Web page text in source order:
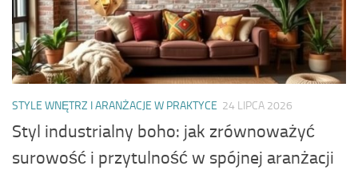
STYLE WNĘTRZ I ARANŻACJE W PRAKTYCE 24 LIPCA 2026
Styl industrialny boho: jak zrównoważyć
surowość i przytulność w spójnej aranżacji